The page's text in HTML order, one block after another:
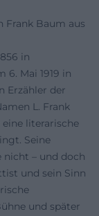
Frank Baum aus
in
6. Mai 1919 in
Erzähler der
L. Frank
literarische
Seine
nicht – und doch
und sein Sinn
und später